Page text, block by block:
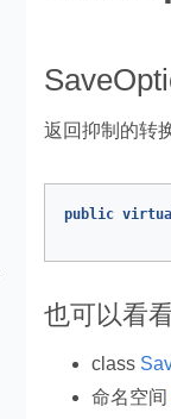
返回抑制的转
public
也可以看
class
命名空间